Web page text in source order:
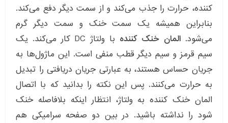
کننده، حرارت را جذب می‌کند و از سمت دیگر دفع می‌کند.
بنابراین همیشه یک سمت خنک و سمت دیگر گرم
می‌شود.المان خنک کننده
با ولتاژ DC کار می‌کند. یک
سیم قرمز و سیم دیگر قطب منفی است. این ماژول‌ها به
جریان حساس هستند، به عبارتی جریان دریافتی را تبدیل
به حرارت می‌کنند. پس این نکته را بدانید که با اتصال
المان خنک کننده به ولتاژ، انتظار اینکه بلافاصله خنک
شود را نداشته باشید. در بین دو صفحه سرامیکی هم